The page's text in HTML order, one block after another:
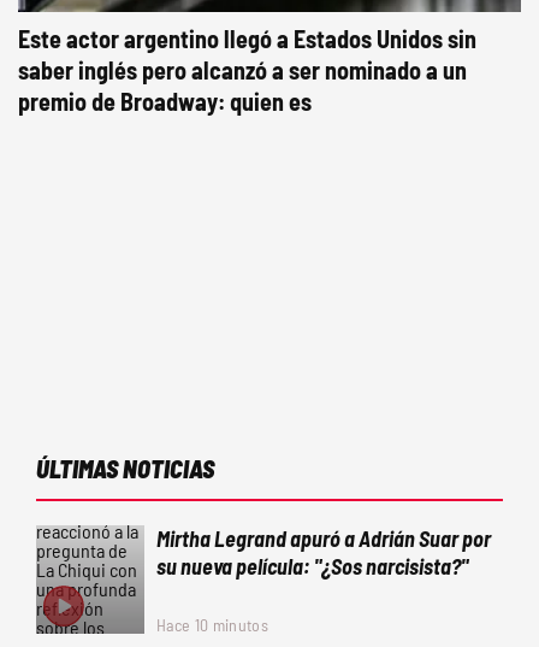
Este actor argentino llegó a Estados Unidos sin
saber inglés pero alcanzó a ser nominado a un
premio de Broadway: quien es
ÚLTIMAS NOTICIAS
Mirtha Legrand apuró a Adrián Suar por
su nueva película: "¿Sos narcisista?"
Hace 10 minutos